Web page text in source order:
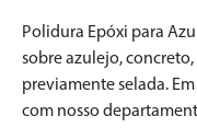
Polidura Epóxi para
sobre azulejo,
previamente selada.
com nosso